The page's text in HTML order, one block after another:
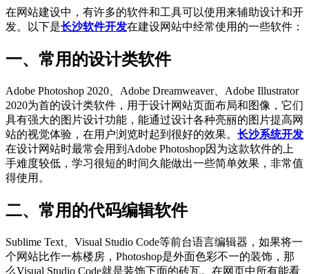
在网站建设中，有许多的软件和工具可以使用来辅助设计和开
发。以下是长沙软件开发在建设网站中经常使用的一些软件：
一、常用的设计类软件
Adobe Photoshop 2020、Adobe Dreamweaver、 Adobe Illustrator
2020为首的设计类软件，用于设计网站页面布局和图像，它们
具有强大的图片设计功能，能通过设计各种亮丽的图片提高网
站的视觉体验，在用户浏览时起到很好的效果。 长沙系统开发
在设计网站时最常会用到Adobe Photoshop因为这款软件的上
手难度较低，学习很短的时间久能做出一些简单效果，非常值
得使用。
二、常用的代码编辑软件
Sublime Text、Visual Studio Code等前台语言编辑器，如果将一
个网站比作一栋楼房，Photoshop是外面色彩不一的装饰，那
么Visual Studio Code就是装饰下面的砖瓦。在网页中所有能看